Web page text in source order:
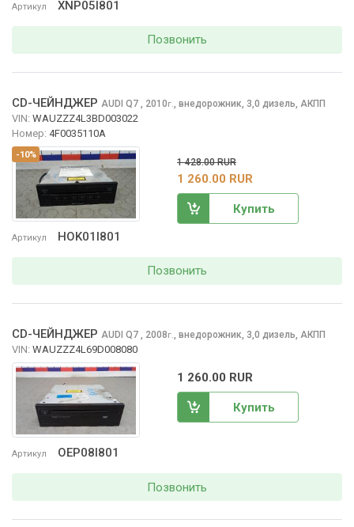
Артикул XNP05I801
Позвонить
-10%
Артикул HOK01I801
CD-ЧЕЙНДЖЕР AUDI Q7 , 2010г. внедорожник, 3,0 дизель, АКПП
VIN: WAUZZZ4L3BD003022
Номер: 4F0035110A
1 428.00 RUR
1 260.00 RUR
Купить
Позвонить
Артикул OEP08I801
CD-ЧЕЙНДЖЕР AUDI Q7 , 2008г. внедорожник, 3,0 дизель, АКПП
VIN: WAUZZZ4L69D008080
1 260.00 RUR
Купить
Позвонить